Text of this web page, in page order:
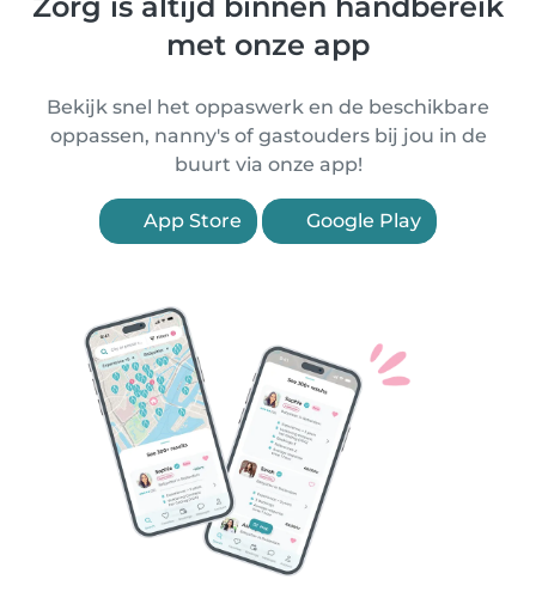
met onze app
Bekijk snel het oppaswerk en de beschikbare
oppassen, nanny's of gastouders bij jou in de
buurt via onze app!
App Store Google Play